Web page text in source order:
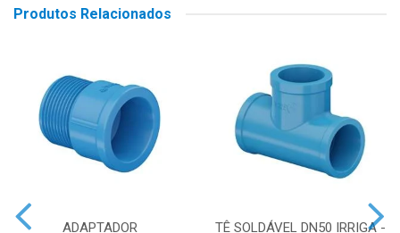
Produtos Relacionados
ADAPTADOR
TÊ SOLDÁVEL DN50 IRRIGA -